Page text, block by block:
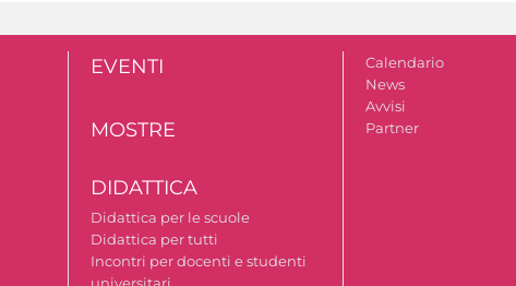
EVENTI
MOSTRE
DIDATTICA
Didattica per le scuole
Didattica per tutti
Incontri per docenti e studenti
Calendario
News
Avvisi
Partner